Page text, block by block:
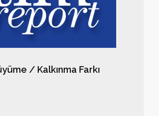
/ Kalkınma Farkı